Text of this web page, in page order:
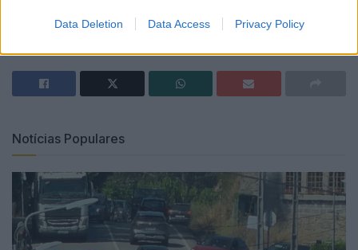
Data Deletion Data Access Privacy Policy
projeto teatro
Notícias Populares